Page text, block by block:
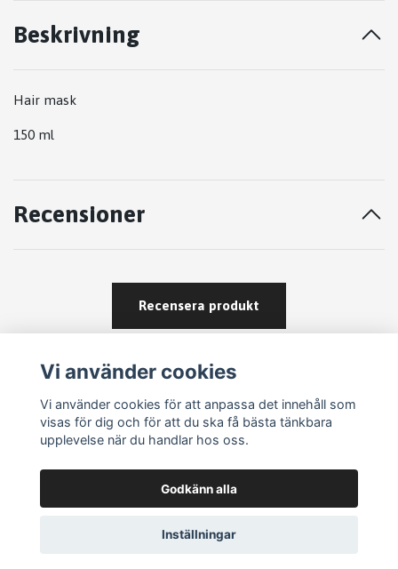
Beskrivning
Hair mask
150 ml
Recensioner
Recensera produkt
Om köp och returer
Vi använder cookies
Vi använder cookies för att anpassa det innehåll som
visas för dig och för att du ska få bästa tänkbara
upplevelse när du handlar hos oss.
Godkänn alla
Inställningar